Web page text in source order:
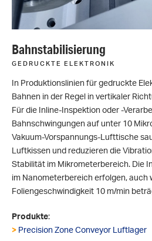
Bahnstabilisierung
GEDRUCKTE ELEKTRONIK
In Produktionslinien für gedruckte
Bahnen in der Regel in vertikaler
Für die Inline-Inspektion oder -
Bahnschwingungen auf unter 10
Vakuum-Vorspannungs-Lufttische
Luftkissen und reduzieren die
Stabilität im Mikrometerbereich. Die
im Nanometerbereich erfolgen, auch
Foliengeschwindigkeit 10 m/min
Produkte:
> Precision Zone Conveyor Luftlager